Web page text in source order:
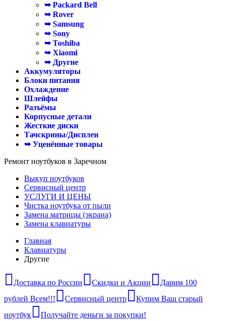
➥ Packard Bell
➥ Rover
➥ Samsung
➥ Sony
➥ Toshiba
➥ Xiaomi
➥ Другие
Аккумуляторы
Блоки питания
Охлаждение
Шлейфы
Разъёмы
Корпусные детали
Жесткие диски
Тачскрины/Дисплеи
➥ Уценённые товары
Ремонт ноутбуков в Заречном
Выкуп ноутбуков
Сервисный центр
УСЛУГИ И ЦЕНЫ
Чистка ноутбука от пыли
Замена матрицы (экрана)
Замена клавиатуры
Главная
Клавиатуры
Другие
Доставка по России Скидки и Акции
Дарим 100
рублей Всем!!!
Сервисный центр
Купим Ваш старый
ноутбук
Получайте деньги за покупки!